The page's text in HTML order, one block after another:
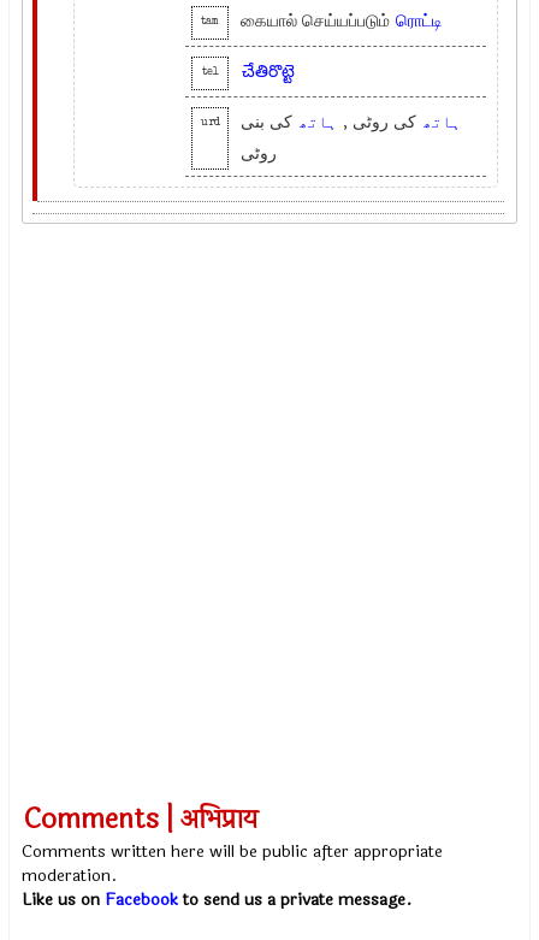
tam கையால் செய்யப்படும் ரொட்டி
tel చేతిరొట్టె
urd ہاتھ کی روٹی , ہاتھ کی بنی
روٹی
Comments | अभिप्राय
Comments written here will be public after appropriate
moderation.
Like us on Facebookto send us a private message.